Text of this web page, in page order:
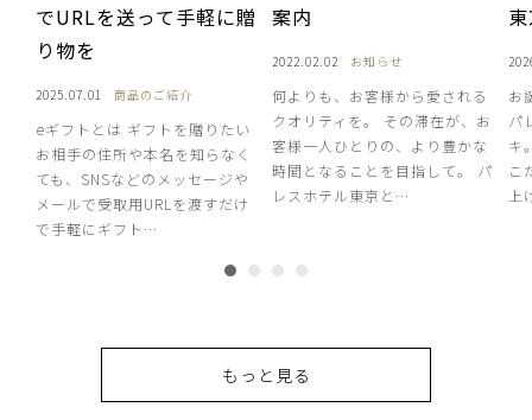
でURLを送って手軽に贈
り物を
2025.07.01 商品のご紹介
eギフトとは ギフトを贈りたい
お相手の住所や本名を知らなく
ても、SNSなどのメッセージや
メールで受取用URLを渡すだけ
で手軽にギフト…
案内
2022.02.02 お知らせ
何よりも、お客様から愛される
クオリティを。 その滞在が、お
客様一人ひとりの、より豊かな
時間となることを目指して。 パ
レスホテル東京と…
お
パ
キ
こ
もっと見る